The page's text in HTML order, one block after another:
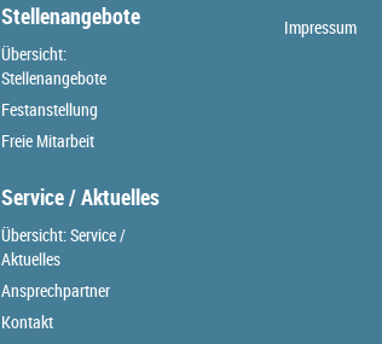
Stellenangebote
Übersicht:
Stellenangebote
Festanstellung
Freie Mitarbeit
Service / Aktuelles
Übersicht: Service /
Aktuelles
Ansprechpartner
Kontakt
Impressum